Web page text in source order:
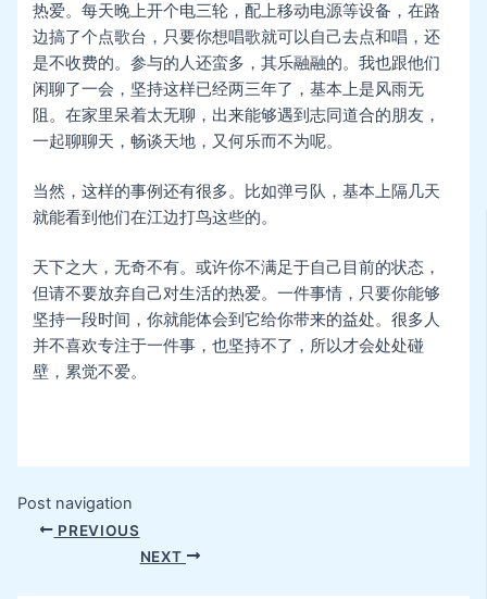
热爱。每天晚上开个电三轮，配上移动电源等设备，在路
边搞了个点歌台，只要你想唱歌就可以自己去点和唱，还
是不收费的。参与的人还蛮多，其乐融融的。我也跟他们
闲聊了一会，坚持这样已经两三年了，基本上是风雨无
阻。在家里呆着太无聊，出来能够遇到志同道合的朋友，
一起聊聊天，畅谈天地，又何乐而不为呢。
当然，这样的事例还有很多。比如弹弓队，基本上隔几天
就能看到他们在江边打鸟这些的。
天下之大，无奇不有。或许你不满足于自己目前的状态，
但请不要放弃自己对生活的热爱。一件事情，只要你能够
坚持一段时间，你就能体会到它给你带来的益处。很多人
并不喜欢专注于一件事，也坚持不了，所以才会处处碰
壁，累觉不爱。
Post navigation
PREVIOUS
NEXT